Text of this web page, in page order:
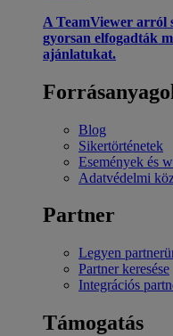
A TeamViewer arról
gyorsan elfogadták
ajánlatukat.
Blog
Sikertörténetek
Események és
Adatvédelmi
Partner
Legyen
Partner keresése
Integrációs
Támogatás